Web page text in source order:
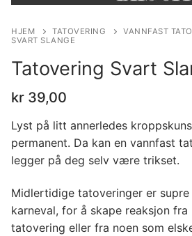
HJEM TATOVERING VANNFAST
SVART SLANGE
Tatovering Svart
kr 39,00
Lyst på litt annerledes
permanent. Da kan en vannfast
legger på deg selv være trikset.
Midlertidige tatoveringer er
karneval, for å skape reaksjon
tatovering eller fra noen som